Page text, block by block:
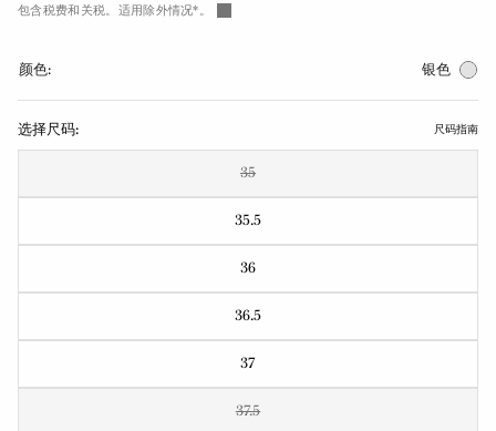
包含税费和关税。适用除外情况*。
颜色: 银色
选择尺码: 尺码指南
35
35.5
36
36.5
37
37.5